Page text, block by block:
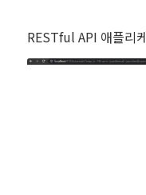
RESTful API 애플리